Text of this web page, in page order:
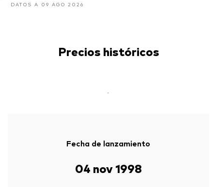
DATOS A 09 AGO 2026
Precios históricos
-
Fecha de lanzamiento
04 nov 1998